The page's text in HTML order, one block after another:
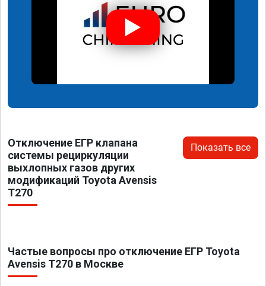
Отключение ЕГР клапана
системы рециркуляции
выхлопных газов других
модификаций Toyota Avensis
T270
Показать все
Частые вопросы про отключение ЕГР Toyota
Avensis T270 в Москве